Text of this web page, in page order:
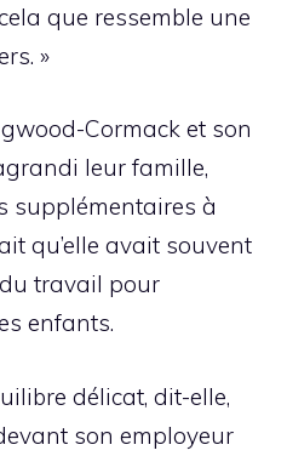
que ressemble une
»
Cormack et son
leur famille,
supplémentaires à
qu’elle avait souvent
du travail pour
enfants.
délicat, dit-elle,
son employeur